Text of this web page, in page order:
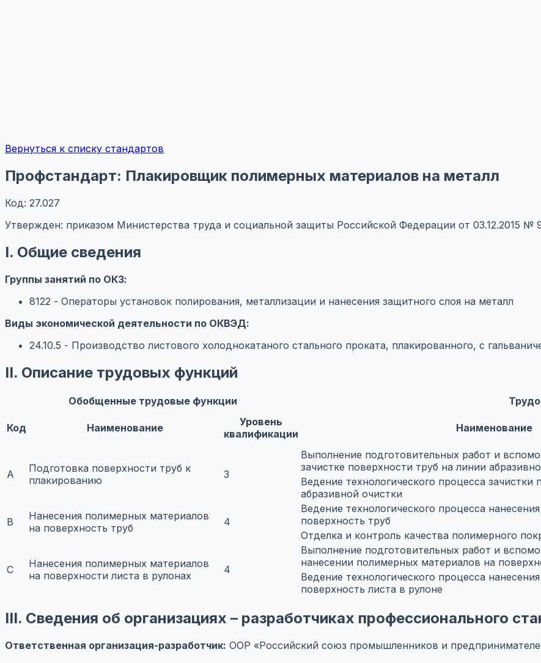
Вернуться к списку стандартов
Профстандарт: Плакировщик полимерных материалов на металл
Код: 27.027
Утвержден: приказом Министерства труда и социальной защиты Российской Федерации от 03.12.2015 №
I. Общие сведения
Группы занятий по ОКЗ:
8122 - Операторы установок полирования, металлизации и нанесения защитного слоя на металл
Виды экономической деятельности по ОКВЭД:
24.10.5 - Производство листового холоднокатаного стального проката, плакированного, с
II. Описание трудовых функций
Обобщенные трудовые функции
Код Наименование
Уровень
квалификации
Наименование
A
Подготовка поверхности труб к
плакированию
3
Выполнение подготовительных работ и
зачистке поверхности труб на линии
Ведение технологического процесса зачистки
абразивной очистки
B
Нанесения полимерных материалов
на поверхность труб
4
Ведение технологического процесса
поверхность труб
Отделка и контроль качества полимерного
C
Нанесения полимерных материалов
на поверхности листа в рулонах
4
Выполнение подготовительных работ и
нанесении полимерных материалов на
Ведение технологического процесса
поверхность листа в рулоне
III. Сведения об организациях – разработчиках профессионального
Ответственная организация-разработчик: ООР «Российский союз промышленников и